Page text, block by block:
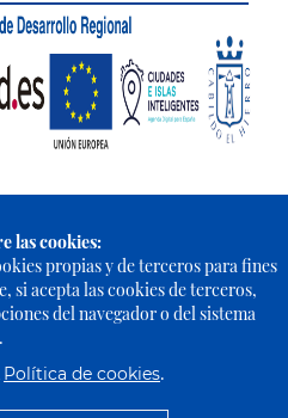
las cookies:
propias y de terceros para fines
si acepta las cookies de terceros,
del navegador o del sistema
Política de cookies.
© 2021 - Todos los derechos
| Política de Cookies | Aviso